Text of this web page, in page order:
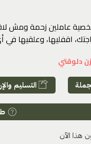
عاملين زحمة ومش
اقفليها، وعلقيها في
دلوقتي
التسليم
هذا الآن